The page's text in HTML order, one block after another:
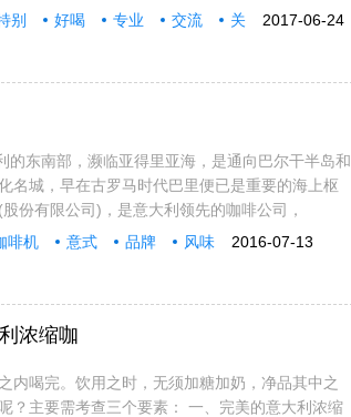
2017-06-24
别 好喝 专业 交流 关
的东南部，濒临亚得里亚海，是通向巴尔干半岛和
名城，早在古罗马时代巴里便已是重要的海上枢
份有限公司)，是意大利领先的咖啡公司，
2016-07-13
啡机 意式 品牌 风味
浓缩咖
内喝完。饮用之时，无须加糖加奶，净品其中之
？主要需考查三个要素： 一、完美的意大利浓缩